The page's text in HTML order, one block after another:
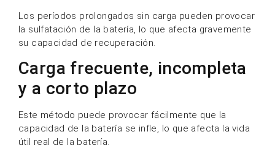
Los períodos prolongados sin carga pueden provocar
la sulfatación de la batería, lo que afecta gravemente
su capacidad de recuperación.
Carga frecuente, incompleta
y a corto plazo
Este método puede provocar fácilmente que la
capacidad de la batería se infle, lo que afecta la vida
útil real de la batería.